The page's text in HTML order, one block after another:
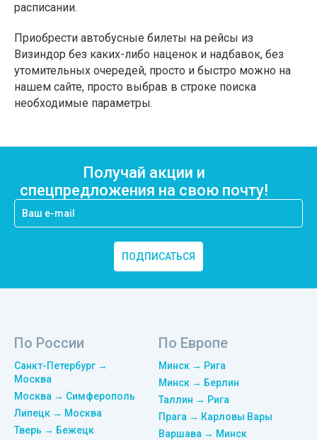
расписании.
Приобрести автобусные билеты на рейсы из
Визиндор без каких-либо наценок и надбавок, без
утомительных очередей, просто и быстро можно на
нашем сайте, просто выбрав в строке поиска
необходимые параметры.
Получай акции и
спецпредложения на свою почту!
ПОДПИСАТЬСЯ
По России
Санкт-Петербург →
Москва
Москва → Симферополь
Липецк → Москва
Тверь → Бежецк
По Европе
Минск → Рига
Минск → Берлин
Таллин → Рига
Прага → Карловы Вары
Варшава → Минск